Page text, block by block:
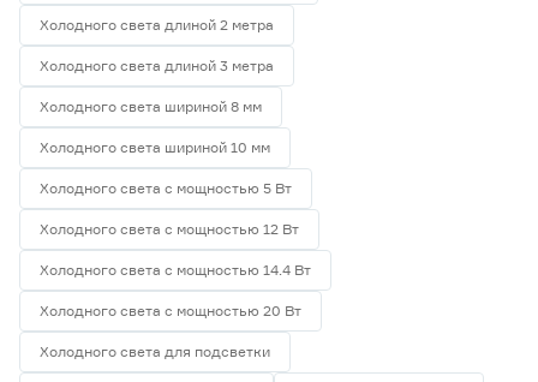
Холодного света длиной 2 метра
Холодного света длиной 3 метра
Холодного света шириной 8 мм
Холодного света шириной 10 мм
Холодного света с мощностью 5 Вт
Холодного света с мощностью 12 Вт
Холодного света с мощностью 14.4 Вт
Холодного света с мощностью 20 Вт
Холодного света для подсветки